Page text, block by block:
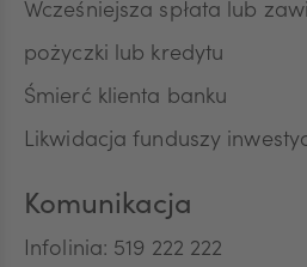
Wcześniejsza spłata lub
pożyczki lub kredytu
Śmierć klienta banku
Likwidacja funduszy
Komunikacja
Infolinia: 519 222 222